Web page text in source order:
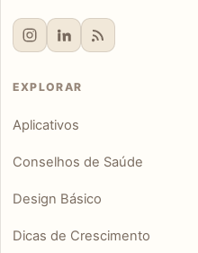
EXPLORAR
Aplicativos
Conselhos de Saúde
Design Básico
Dicas de Crescimento